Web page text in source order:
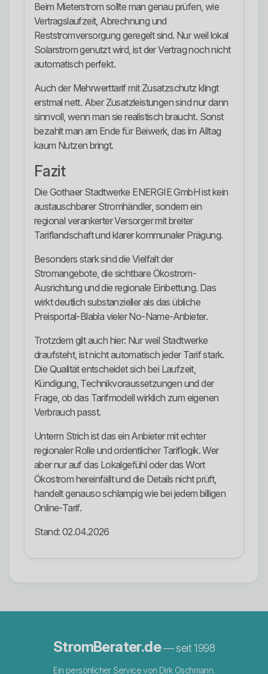
Beim Mieterstrom sollte man genau prüfen, wie
Vertragslaufzeit, Abrechnung und
Reststromversorgung geregelt sind. Nur weil lokal
Solarstrom genutzt wird, ist der Vertrag noch nicht
automatisch perfekt.
Auch der Mehrwerttarif mit Zusatzschutz klingt
erstmal nett. Aber Zusatzleistungen sind nur dann
sinnvoll, wenn man sie realistisch braucht. Sonst
bezahlt man am Ende für Beiwerk, das im Alltag
kaum Nutzen bringt.
Fazit
Die Gothaer Stadtwerke ENERGIE GmbH ist kein
austauschbarer Stromhändler, sondern ein
regional verankerter Versorger mit breiter
Tariflandschaft und klarer kommunaler Prägung.
Besonders stark sind die Vielfalt der
Stromangebote, die sichtbare Ökostrom-
Ausrichtung und die regionale Einbettung. Das
wirkt deutlich substanzieller als das übliche
Preisportal-Blabla vieler No-Name-Anbieter.
Trotzdem gilt auch hier: Nur weil Stadtwerke
draufsteht, ist nicht automatisch jeder Tarif stark.
Die Qualität entscheidet sich bei Laufzeit,
Kündigung, Technikvoraussetzungen und der
Frage, ob das Tarifmodell wirklich zum eigenen
Verbrauch passt.
Unterm Strich ist das ein Anbieter mit echter
regionaler Rolle und ordentlicher Tariflogik. Wer
aber nur auf das Lokalgefühl oder das Wort
Ökostrom hereinfällt und die Details nicht prüft,
handelt genauso schlampig wie bei jedem billigen
Online-Tarif.
Stand: 02.04.2026
StromBerater.de— seit 1998
Ein persönlicher Service von Dirk Oschmann.